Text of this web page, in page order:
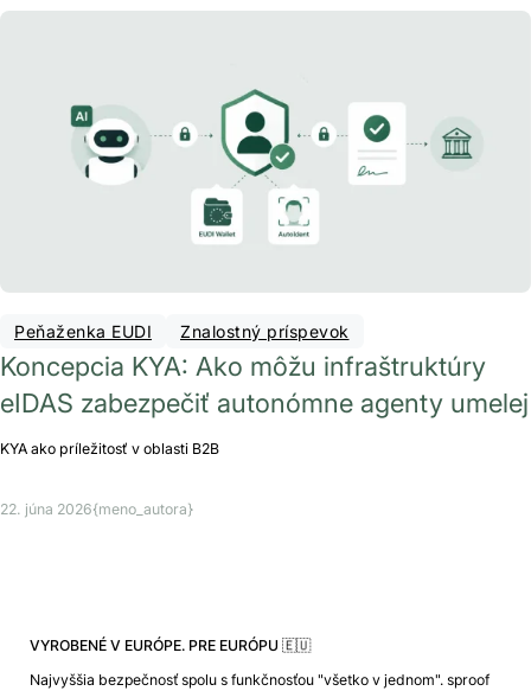
Peňaženka EUDI Znalostný príspevok
Koncepcia KYA: Ako môžu infraštruktúry
eIDAS zabezpečiť autonómne agenty umelej
KYA ako príležitosť v oblasti B2B
22. júna 2026{meno_autora}
VYROBENÉ V EURÓPE. PRE EURÓPU 🇪🇺
Najvyššia bezpečnosť spolu s funkčnosťou "všetko v jednom". sproof